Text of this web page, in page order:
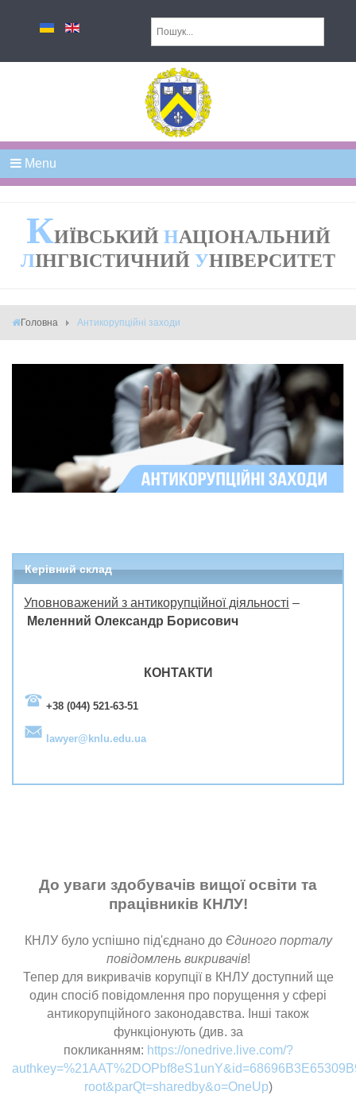
Menu
КИЇВСЬКИЙ НАЦІОНАЛЬНИЙ
ЛІНГВІСТИЧНИЙ УНІВЕРСИТЕТ
Головна Антикорупційні заходи
Керівний склад
Уповноважений з антикорупційної діяльності –
Меленний Олександр Борисович
КОНТАКТИ
+38 (044) 521-63-51
lawyer@knlu.edu.ua
До уваги здобувачів вищої освіти та
працівників КНЛУ!
КНЛУ було успішно під'єднано до Єдиного порталу
повідомлень викривачів!
Тепер для викривачів корупції в КНЛУ доступний ще
один спосіб повідомлення про порущення у сфері
антикорупційного законодавства. Інші також
функціонують (див. за
покликанням: https://onedrive.live.com/?
root&parQt=sharedby&o=OneUp)